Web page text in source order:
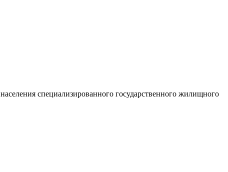
специализированного государственного жилищного